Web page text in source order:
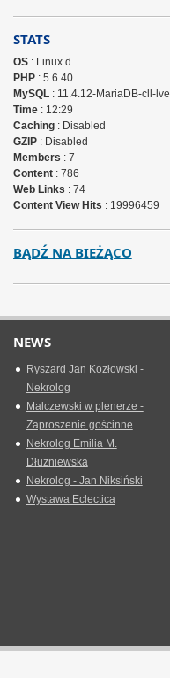
STATS
OS: Linux d
PHP: 5.6.40
MySQL: 11.4.12-MariaDB-cll-lve
Time: 12:29
Caching: Disabled
GZIP: Disabled
Members : 7
Content: 786
Web Links : 74
Content View Hits : 19996459
BĄDŹ NA BIEŻĄCO
NEWS
Ryszard Jan Kozłowski -
Nekrolog
Malczewski w plenerze -
Zaproszenie gościnne
Nekrolog Emilia M.
Dłużniewska
Nekrolog - Jan Niksiński
Wystawa Eclectica